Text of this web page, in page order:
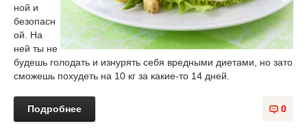
ной и
безопасн
ой. На
ней ты не
будешь голодать и изнурять себя вредными диетами, но зато
сможешь похудеть на 10 кг за какие-то 14 дней.
0
Подробнее